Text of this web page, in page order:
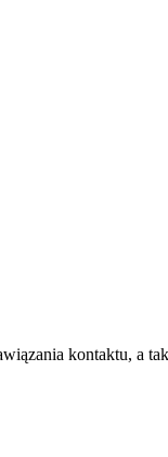
kontaktu, a